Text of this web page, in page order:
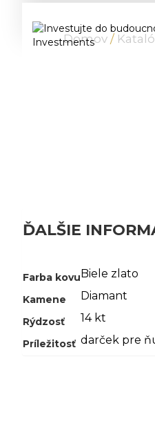
Domov /
ĎALŠIE
Farba kovuBiele zlato
Kamene Diamant
Rýdzosť 14 kt
Príležitosť darček pre